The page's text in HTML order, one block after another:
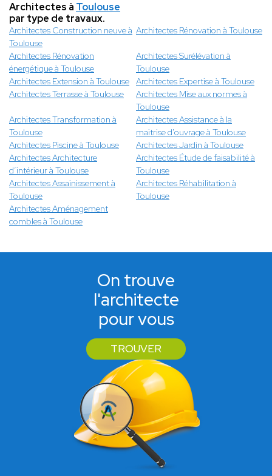
Architectes à Toulouse
par type de travaux.
Architectes Construction neuve à
Toulouse
Architectes Rénovation à Toulouse
Architectes Rénovation
énergétique à Toulouse
Architectes Surélévation à
Toulouse
Architectes Extension à Toulouse
Architectes Expertise à Toulouse
Architectes Terrasse à Toulouse
Architectes Mise aux normes à
Toulouse
Architectes Transformation à
Toulouse
Architectes Assistance à la
maitrise d'ouvrage à Toulouse
Architectes Piscine à Toulouse
Architectes Jardin à Toulouse
Architectes Architecture
d’intérieur à Toulouse
Architectes Étude de faisabilité à
Toulouse
Architectes Assainissement à
Toulouse
Architectes Réhabilitation à
Toulouse
Architectes Aménagement
combles à Toulouse
On trouve
l'architecte
pour vous
TROUVER